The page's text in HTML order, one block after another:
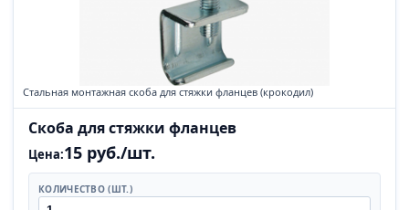
Стальная монтажная скоба для стяжки фланцев (крокодил)
Скоба для стяжки фланцев
Цена:15 руб./шт.
КОЛИЧЕСТВО (ШТ.)